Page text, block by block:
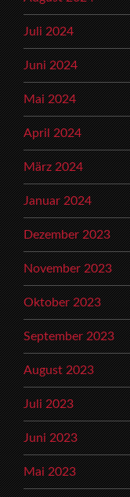
Juli 2024
Juni 2024
Mai 2024
April 2024
März 2024
Januar 2024
Dezember 2023
November 2023
Oktober 2023
September 2023
August 2023
Juli 2023
Juni 2023
Mai 2023